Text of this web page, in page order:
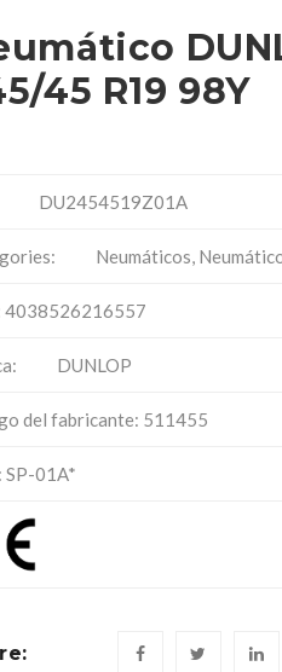
45 R19 98Y
DU2454519Z01A
Neumáticos,
4038526216557
DUNLOP
del fabricante: 511455
SP-01A*